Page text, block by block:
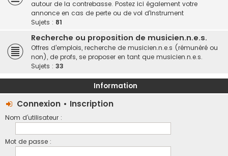
autour de la contrebasse. Postez ici également votre
annonce en cas de perte ou de vol d'instrument
Sujets : 81
Recherche ou proposition de musicien.n.e.s.
Offres d'emplois, recherche de musicien.n.e.s (rémunéré ou
non), de profs, se proposer en tant que musicien.n.e.s.
Sujets : 33
Information
Connexion • Inscription
Nom d’utilisateur :
Mot de passe :